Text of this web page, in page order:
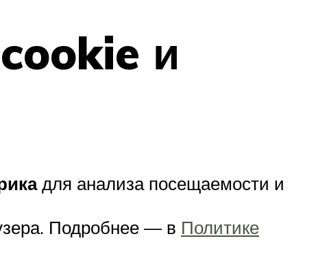
и
для анализа посещаемости и
Подробнее — в Политике